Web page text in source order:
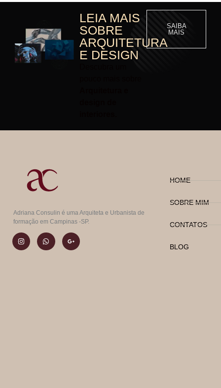
LEIA MAIS
SOBRE
ARQUITETURA
E DESIGN
SAIBA
MAIS
Adriana Consulin é uma Arquiteta e Urbanista de
formação em Campinas -SP.
HOME
SOBRE MIM
CONTATOS
BLOG